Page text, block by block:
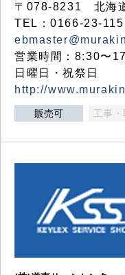
〒078-8231 北海
TEL：0166-23-
営業時間：8:30〜
日曜日・祝祭日
http://
販売可 工事